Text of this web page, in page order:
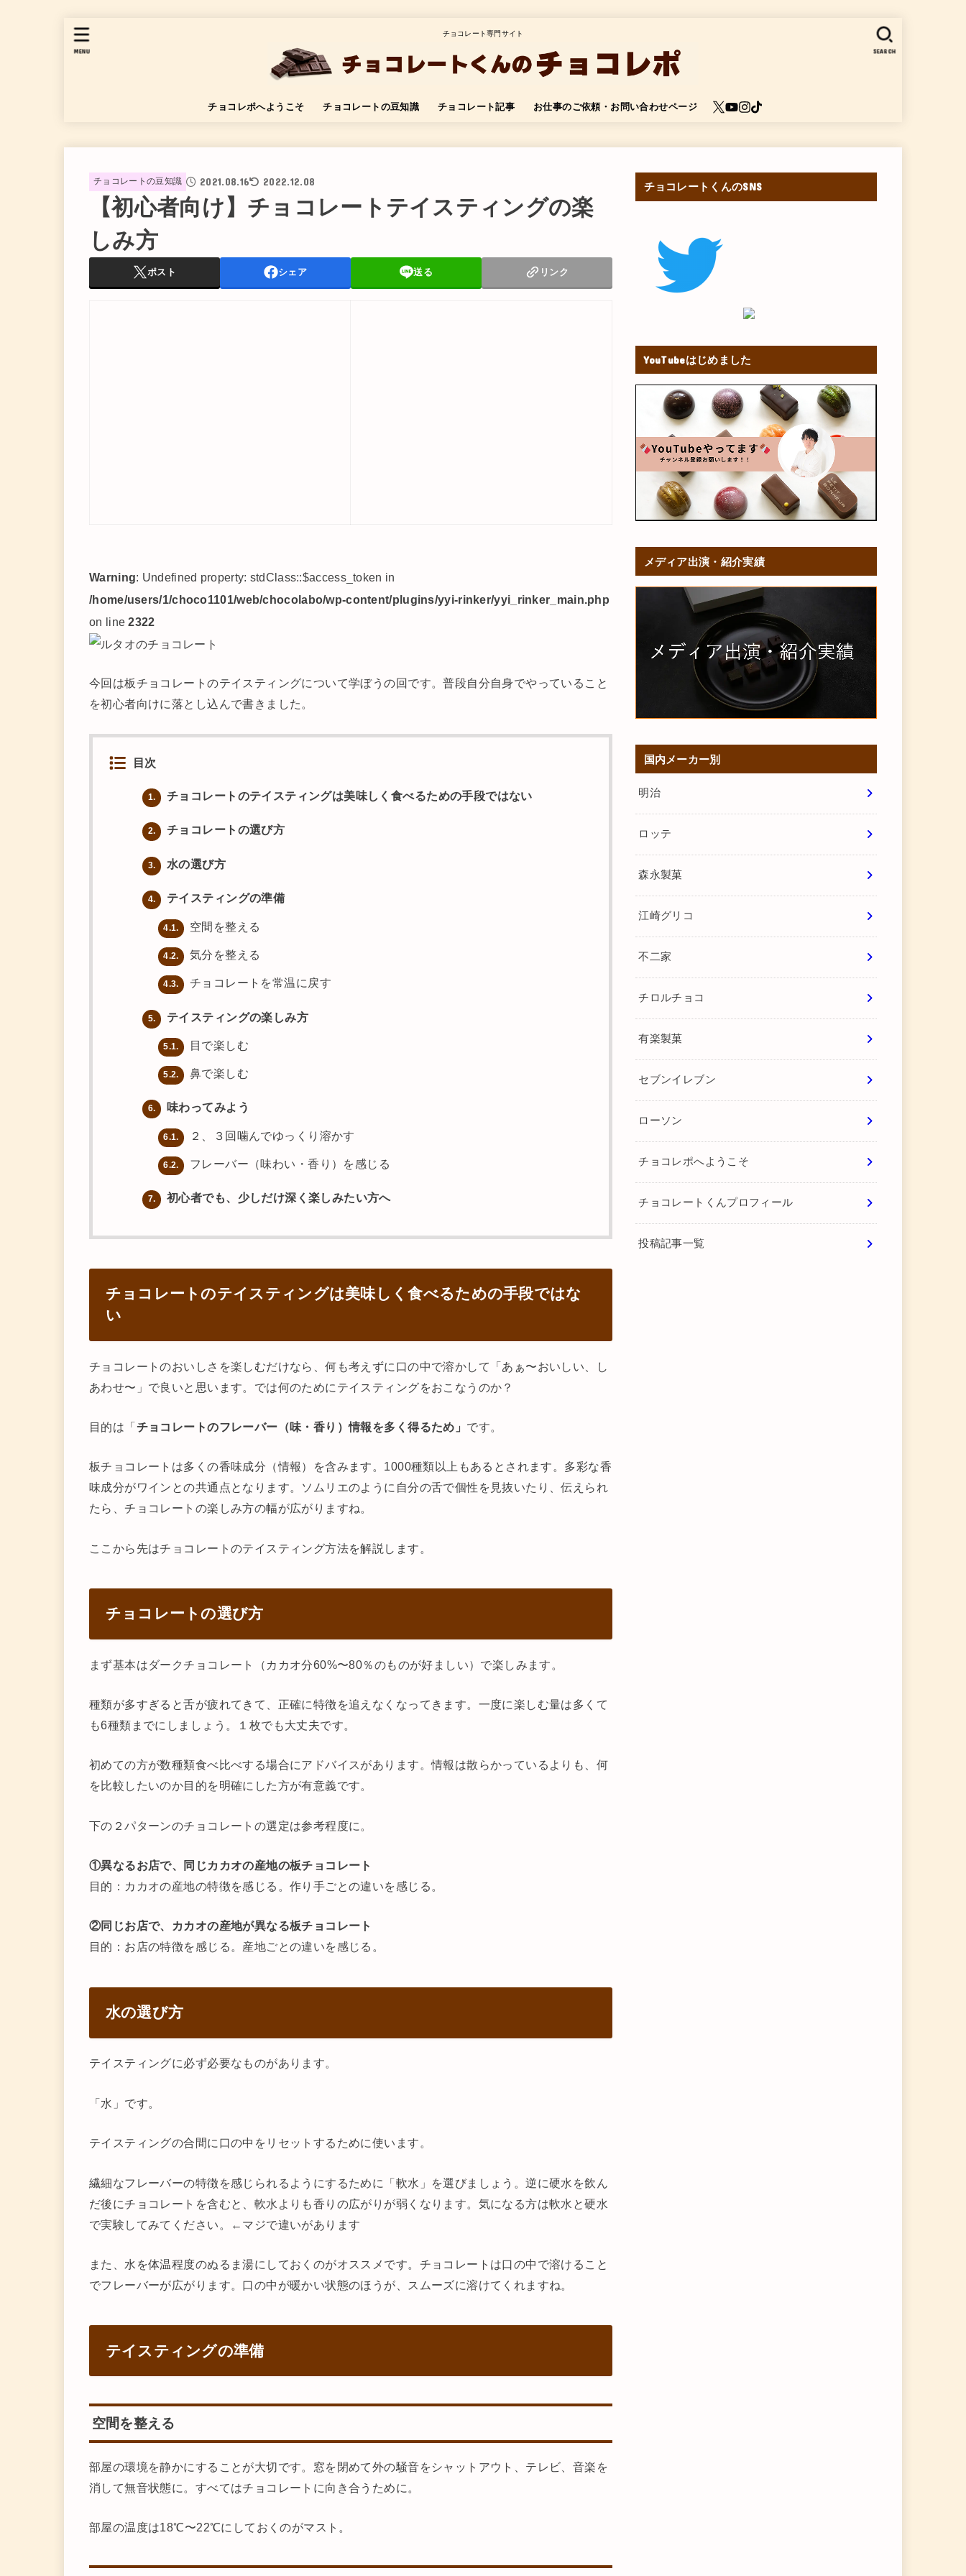
チョコレート専門サイト
チョコレポへようこそ チョコレートの豆知識 チョコレート記事 お仕事のご依頼・お問い合わせページ
SEARCH
MENU
チョコレートの豆知識 2021.08.16 2022.12.08
【初心者向け】チョコレートテイスティングの楽
しみ方
ポスト シェア 送る リンク
Warning: Undefined property: stdClass::$access_token in
/home/users/1/choco1101/web/chocolabo/wp-content/plugins/yyi-rinker/yyi_rinker_main.php
on line2322
今回は板チョコレートのテイスティングについて学ぼうの回です。普段自分自身でやっていること
を初心者向けに落とし込んで書きました。
目次
1. チョコレートのテイスティングは美味しく食べるための手段ではない
2. チョコレートの選び方
3. 水の選び方
4. テイスティングの準備
4.1. 空間を整える
4.2. 気分を整える
4.3. チョコレートを常温に戻す
5. テイスティングの楽しみ方
5.1. 目で楽しむ
5.2. 鼻で楽しむ
6. 味わってみよう
6.1. ２、３回噛んでゆっくり溶かす
6.2. フレーバー（味わい・香り）を感じる
7. 初心者でも、少しだけ深く楽しみたい方へ
チョコレートのテイスティングは美味しく食べるための手段ではな
い
チョコレートのおいしさを楽しむだけなら、何も考えずに口の中で溶かして「あぁ〜おいしい、し
あわせ〜」で良いと思います。では何のためにテイスティングをおこなうのか？
目的は「チョコレートのフレーバー（味・香り）情報を多く得るため」 です。
板チョコレートは多くの香味成分（情報）を含みます。1000種類以上もあるとされます。多彩な香
味成分がワインとの共通点となります。ソムリエのように自分の舌で個性を見抜いたり、伝えられ
たら、チョコレートの楽しみ方の幅が広がりますね。
ここから先はチョコレートのテイスティング方法を解説します。
チョコレートの選び方
まず基本はダークチョコレート（カカオ分60%〜80％のものが好ましい）で楽しみます。
種類が多すぎると舌が疲れてきて、正確に特徴を追えなくなってきます。一度に楽しむ量は多くて
も6種類までにしましょう。１枚でも大丈夫です。
初めての方が数種類食べ比べする場合にアドバイスがあります。情報は散らかっているよりも、何
を比較したいのか目的を明確にした方が有意義です。
下の２パターンのチョコレートの選定は参考程度に。
①異なるお店で、同じカカオの産地の板チョコレート
目的：カカオの産地の特徴を感じる。作り手ごとの違いを感じる。
②同じお店で、カカオの産地が異なる板チョコレート
目的：お店の特徴を感じる。産地ごとの違いを感じる。
水の選び方
テイスティングに必ず必要なものがあります。
「水」です。
テイスティングの合間に口の中をリセットするために使います。
繊細なフレーバーの特徴を感じられるようにするために「軟水」を選びましょう。逆に硬水を飲ん
だ後にチョコレートを含むと、軟水よりも香りの広がりが弱くなります。気になる方は軟水と硬水
で実験してみてください。←マジで違いがあります
また、水を体温程度のぬるま湯にしておくのがオススメです。チョコレートは口の中で溶けること
でフレーバーが広がります。口の中が暖かい状態のほうが、スムーズに溶けてくれますね。
テイスティングの準備
空間を整える
部屋の環境を静かにすることが大切です。窓を閉めて外の騒音をシャットアウト、テレビ、音楽を
消して無音状態に。すべてはチョコレートに向き合うために。
部屋の温度は18℃〜22℃にしておくのがマスト。
チョコレートくんのSNS
YouTubeはじめました
メディア出演・紹介実績
国内メーカー別
明治
ロッテ
森永製菓
江崎グリコ
不二家
チロルチョコ
有楽製菓
セブンイレブン
ローソン
チョコレポへようこそ
チョコレートくんプロフィール
投稿記事一覧